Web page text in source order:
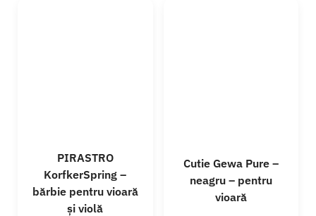
PIRASTRO
KorfkerSpring –
bărbie pentru vioară
și violă
Cutie Gewa Pure –
neagru – pentru
vioară